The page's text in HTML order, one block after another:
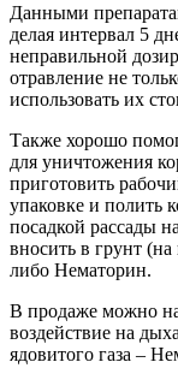
Данными
делая интервал 5
неправильной
отравление не
использовать их
Также хорошо
для уничтожения
приготовить
упаковке и полить
посадкой рассады
вносить в грунт
либо Нематорин.
В продаже можно
воздействие на
ядовитого газа –